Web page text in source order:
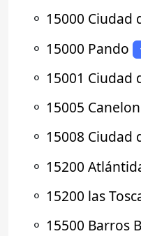
⚬ 15000 Ciudad
⚬ 15000 Pando
⚬ 15001 Ciudad
⚬ 15005
⚬ 15008 Ciudad
⚬ 15200
⚬ 15200 las
⚬ 15500 Barros